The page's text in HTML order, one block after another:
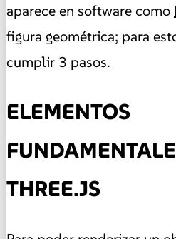
aparece en software como
figura geométrica; para
cumplir 3 pasos.
ELEMENTOS
THREE.JS